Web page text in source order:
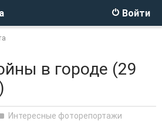
Войти
в городе (29
Интересные фоторепортажи